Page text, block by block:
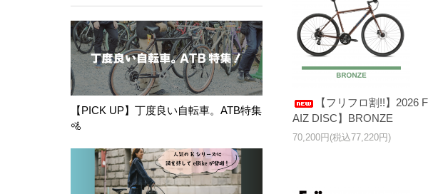
【フリフロ割!!】2026
AIZ DISC】BRONZE
70,200円(税込77,220円)
【PICK UP】丁度良い自転車。ATB特集
🚵